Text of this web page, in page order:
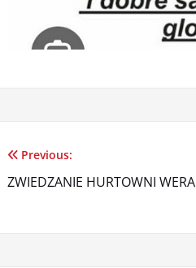
Nawigacja
Previous:
ZWIEDZANIE HURTOWNI WERA